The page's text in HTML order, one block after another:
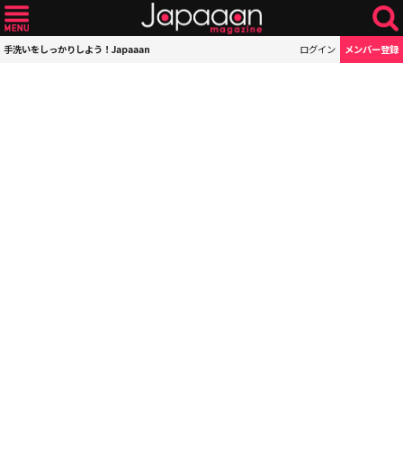
手洗いをしっかりしよう！Japaaan ログイン メンバー登録